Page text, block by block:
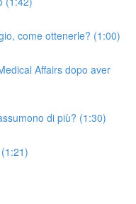
come ottenerle? (1:00)
Affairs dopo aver
di più? (1:30)